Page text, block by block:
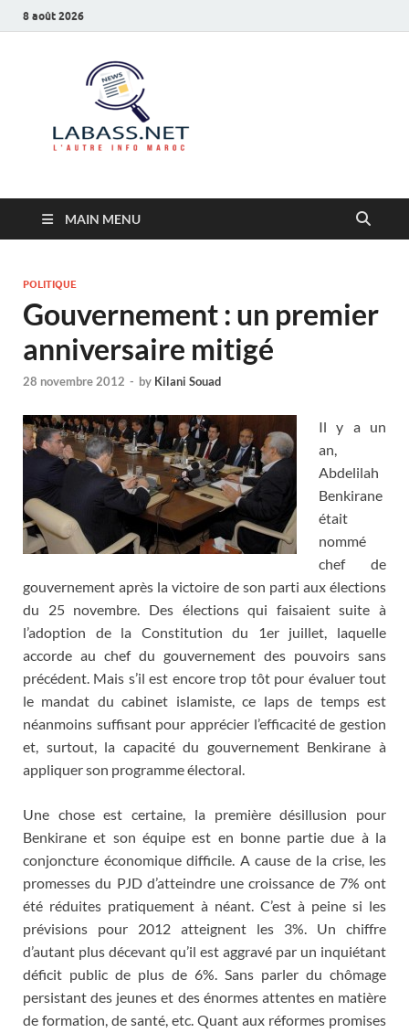
8 août 2026
MAIN MENU
POLITIQUE
Gouvernement : un premier
anniversaire mitigé
28 novembre 2012 - by Kilani Souad
Il y a un
an,
Abdelilah
Benkirane
était
nommé
chef de
gouvernement après la victoire de son parti aux élections
du 25 novembre. Des élections qui faisaient suite à
l’adoption de la Constitution du 1er juillet, laquelle
accorde au chef du gouvernement des pouvoirs sans
précédent. Mais s’il est encore trop tôt pour évaluer tout
le mandat du cabinet islamiste, ce laps de temps est
néanmoins suffisant pour apprécier l’efficacité de gestion
et, surtout, la capacité du gouvernement Benkirane à
appliquer son programme électoral.
Une chose est certaine, la première désillusion pour
Benkirane et son équipe est en bonne partie due à la
conjoncture économique difficile. A cause de la crise, les
promesses du PJD d’atteindre une croissance de 7% ont
été réduites pratiquement à néant. C’est à peine si les
prévisions pour 2012 atteignent les 3%. Un chiffre
d’autant plus décevant qu’il est aggravé par un inquiétant
déficit public de plus de 6%. Sans parler du chômage
persistant des jeunes et des énormes attentes en matière
de formation, de santé, etc. Quant aux réformes promises